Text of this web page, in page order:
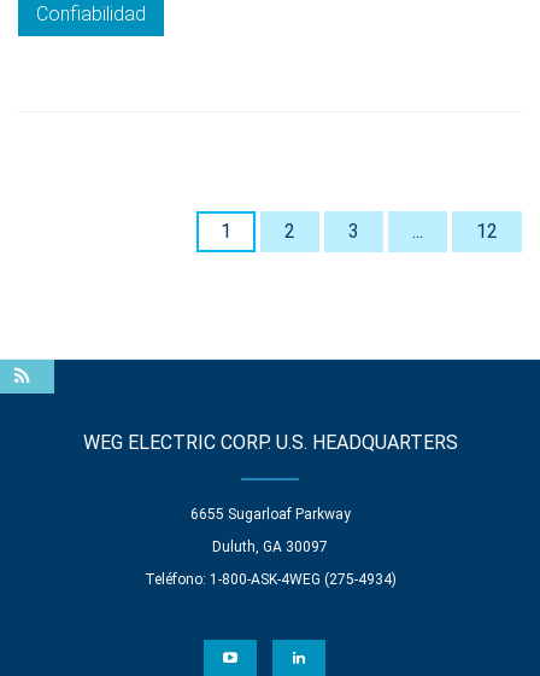
Confiabilidad
1 2 3 ... 12
WEG ELECTRIC CORP. U.S. HEADQUARTERS
6655 Sugarloaf Parkway
Duluth, GA 30097
Teléfono: 1-800-ASK-4WEG (275-4934)